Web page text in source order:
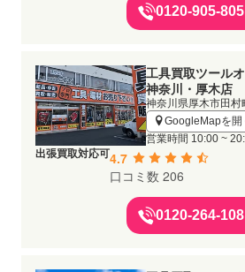
0120-905-805
工具買取ツール
神奈川・厚木店
神奈川県厚木市田村
GoogleMapを開
営業時間 10:00 ~
出張買取対応可4.7
口コミ数 206
0120-264-108